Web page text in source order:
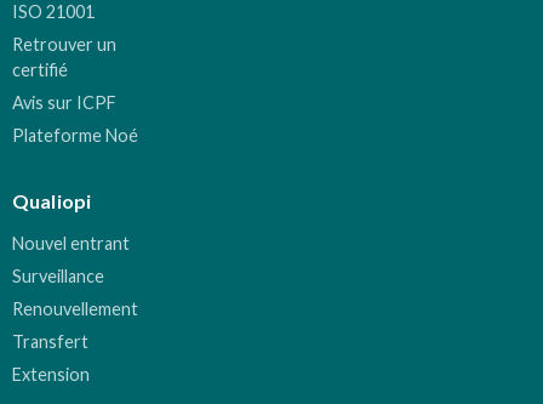
ISO 21001
Retrouver un
certifié
Avis sur ICPF
Plateforme Noé
Qualiopi
Nouvel entrant
Surveillance
Renouvellement
Transfert
Extension